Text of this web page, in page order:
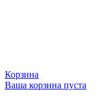
Корзина
Ваша корзина пуста